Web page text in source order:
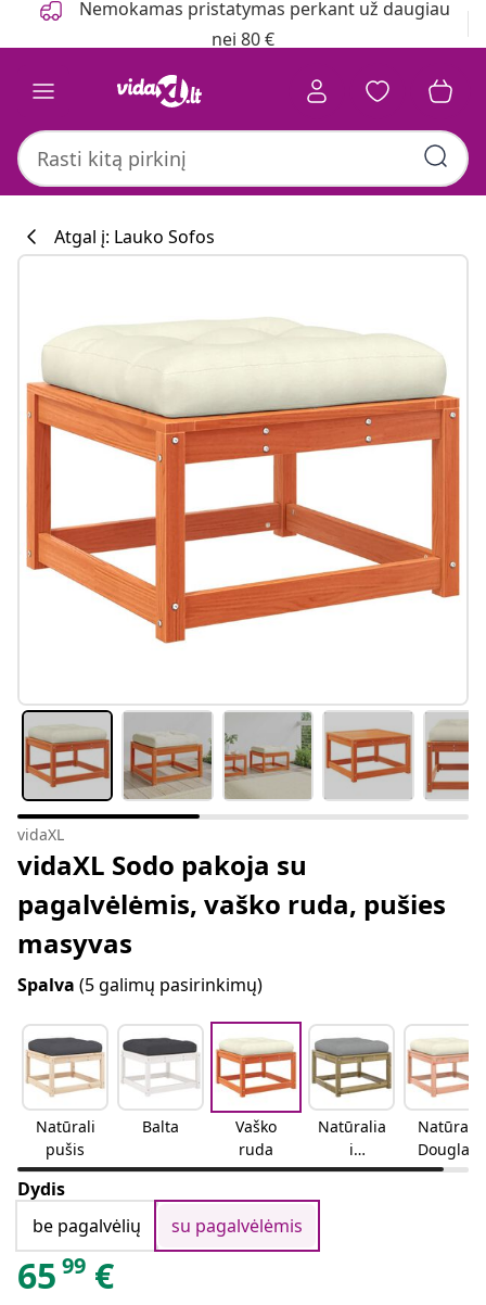
Nemokamas pristatymas perkant už daugiau
nei 80 €
Atgal į: Lauko Sofos
vidaXL
vidaXL Sodo pakoja su
pagalvėlėmis, vaško ruda, pušies
masyvas
Spalva (5 galimų pasirinkimų)
Natūrali
pušis
Balta
Vaško
ruda
Natūralia
i
impregn
Natūrali
Douglas
eglė
Dydis
be pagalvėlių
su pagalvėlėmis
65 99 €